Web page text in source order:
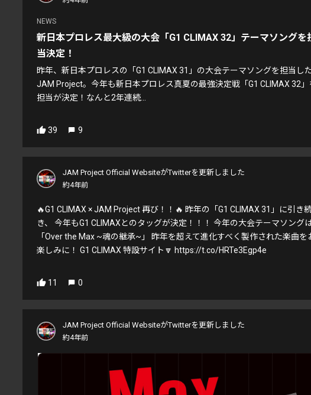
NEWS
新日本プロレス最大級の大会「G1 CLIMAX 32」テーマソングを
当決定！
昨年、新日本プロレスの「G1 CLIMAX 31」の大会テーマソングを担当し
JAM Project。今年も新日本プロレス真夏の最強決定戦「G1 CLIMAX 32」
担当が決定！なんと2年連続...
39 9
JAM Project Official WebsiteがTwitterを更新しました
約4年前
🔥G1 CLIMAX × JAM Project 再び！！🔥 昨年の「G1 CLIMAX 31」に引き
き、 今年もG1 CLIMAXとのタッグが決定！！！ 今年の大会テーマソング
「Over the Max ~魂の継承~」 昨年を超えて進化すべく製作された楽曲を
楽しみに！ G1 CLIMAX 特設サイト🔽 https://t.co/HRTe3Egp4e
11 0
JAM Project Official WebsiteがTwitterを更新しました
約4年前